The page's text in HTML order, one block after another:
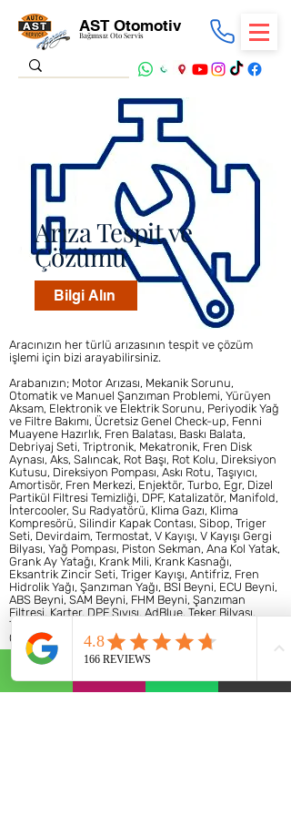
AST Otomotiv
Bağımsız Oto Servis
Arıza Tespit ve
Çözümü
Bilgi Alın
Aracınızın her türlü arızasının tespit ve çözüm
işlemi için bizi arayabilirsiniz.
Arabanızın; Motor Arızası, Mekanik Sorunu,
Otomatik ve Manuel Şanzıman Problemi, Yürüyen
Aksam, Elektronik ve Elektrik Sorunu, Periyodik Yağ
ve Filtre Bakımı, Ücretsiz Genel Check-up, Fenni
Muayene Hazırlık, Fren Balatası, Baskı Balata,
Debriyaj Seti, Triptronik, Mekatronik, Fren Disk
Aynası, Aks, Salıncak, Rot Başı, Rot Kolu, Direksiyon
Kutusu, Direksiyon Pompası, Askı Rotu, Taşıyıcı,
Amortisör, Fren Merkezi, Enjektör, Turbo, Egr, Dizel
Partikül Filtresi Temizliği, DPF, Katalizatör, Manifold,
İntercooler, Su Radyatörü, Klima Gazı, Klima
Kompresörü, Silindir Kapak Contası, Sibop, Triger
Seti, Devirdaim, Termostat, V Kayışı, V Kayışı Gergi
Bilyası, Yağ Pompası, Piston Sekman, Ana Kol Yatak,
Grank Ay Yatağı, Krank Mili, Krank Kasnağı,
Eksantrik Zincir Seti, Triger Kayışı, Antifriz, Fren
Hidrolik Yağı, Şanzıman Yağı, BSI Beyni, ECU Beyni,
ABS Beyni, SAM Beyni, FHM Beyni, Şanzıman
Filtresi, Karter, DPF Sıvısı, AdBlue, Teker Bilyası,
Teker Poryası gibi Tüm İşlemlerin Tamir Bakım
Onarım İşlemleri AST Oto Servis'te yapılmaktadır.
Detaylı Bilgi